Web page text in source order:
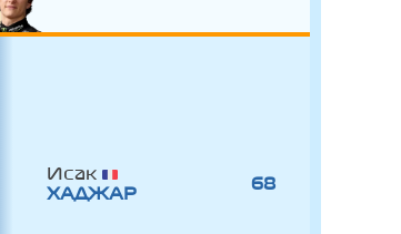
Исак
ХАДЖАР
68